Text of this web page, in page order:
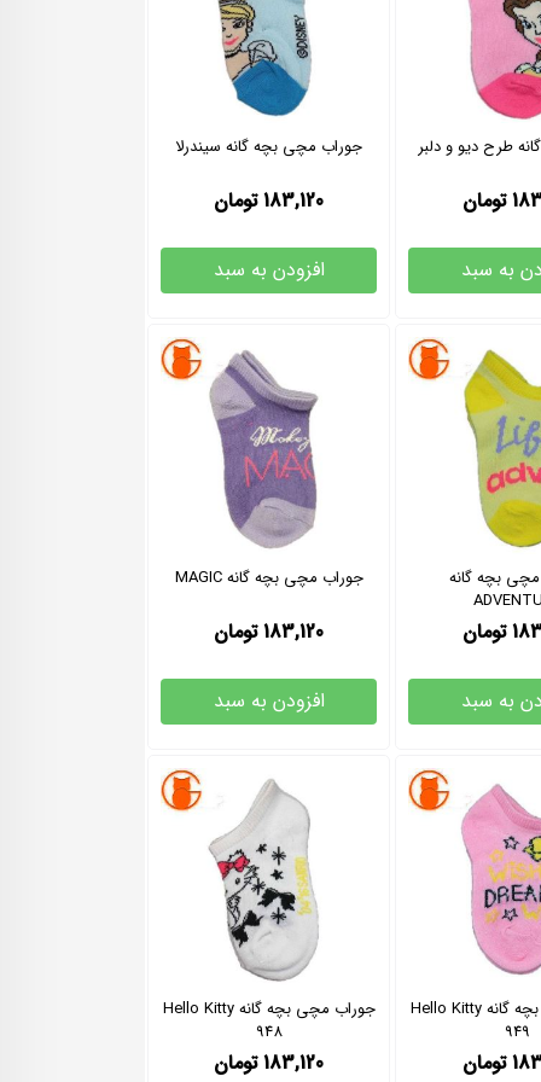
طرح دیو و دلبر
تومان
به سبد
جوراب مچی بچه گانه سیندرلا
183,120 تومان
افزودن به سبد
بچه گانه
تومان
به سبد
جوراب مچی بچه گانه MAGIC
183,120 تومان
افزودن به سبد
جوراب مچی بچه گانه Hello Kitty
949
تومان
جوراب مچی بچه گانه Hello Kitty
948
183,120 تومان